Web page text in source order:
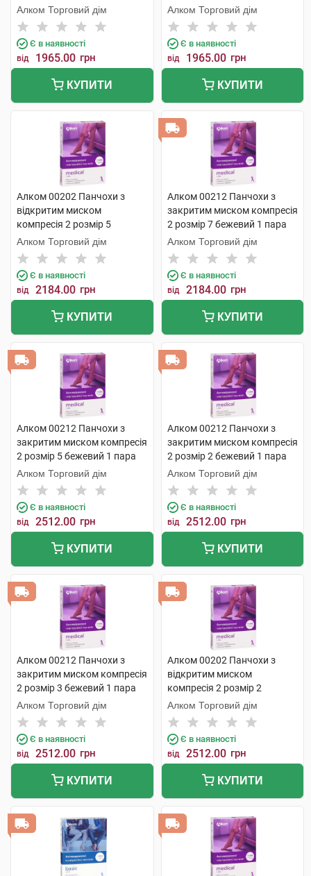
чорний 1 пара
Алком Торговий дім
Є в наявності
від 1965.00 грн
КУПИТИ
1 шт
Алком Торговий дім
Є в наявності
від 1965.00 грн
КУПИТИ
Алком 00202 Панчохи з
відкритим миском
компресія 2 розмір 5
бежевий 1 пара
Алком Торговий дім
Є в наявності
від 2184.00 грн
КУПИТИ
Алком 00212 Панчохи з
закритим миском компресія
2 розмір 7 бежевий 1 пара
Алком Торговий дім
Є в наявності
від 2184.00 грн
КУПИТИ
Алком 00212 Панчохи з
закритим миском компресія
2 розмір 5 бежевий 1 пара
Алком Торговий дім
Є в наявності
від 2512.00 грн
КУПИТИ
Алком 00212 Панчохи з
закритим миском компресія
2 розмір 2 бежевий 1 пара
Алком Торговий дім
Є в наявності
від 2512.00 грн
КУПИТИ
Алком 00212 Панчохи з
закритим миском компресія
2 розмір 3 бежевий 1 пара
Алком Торговий дім
Є в наявності
від 2512.00 грн
КУПИТИ
Алком 00202 Панчохи з
відкритим миском
компресія 2 розмір 2
бежевий 1 пара
Алком Торговий дім
Є в наявності
від 2512.00 грн
КУПИТИ